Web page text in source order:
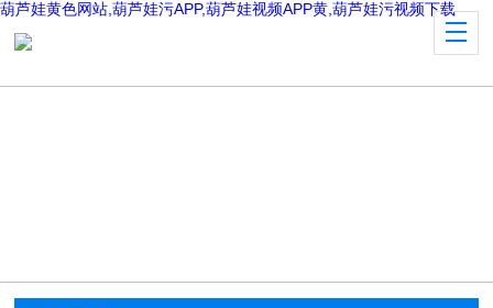
葫芦娃黄色网站,葫芦娃污APP,葫芦娃视频APP黄,葫芦娃污视频下载